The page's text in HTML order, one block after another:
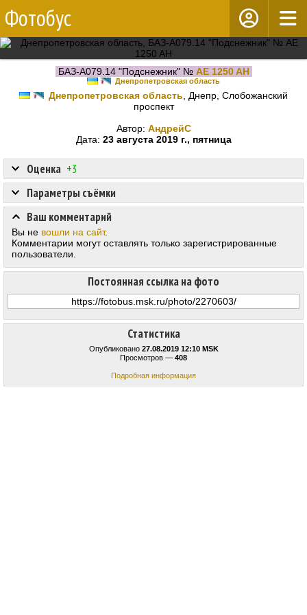
Фотобус
БАЗ-А079.14 "Подснежник" № AE 1250 AH
Днепропетровская область
Днепропетровская область , Днепр, Слобожанский
проспект
Автор: АндрейС
Дата: 23 августа 2019 г., пятница
Статистика
Опубликовано 27.08.2019 12:10 MSK
Просмотров — 408
Подробная информация
Оценка +3
Постоянная ссылка на фото
Параметры съёмки
Ваш комментарий
Вы не вошли на сайт.
Комментарии могут оставлять только зарегистрированные
пользователи.